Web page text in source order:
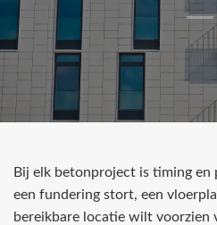
Bij elk betonproject is timing en
een fundering stort, een
bereikbare locatie wilt voorzien